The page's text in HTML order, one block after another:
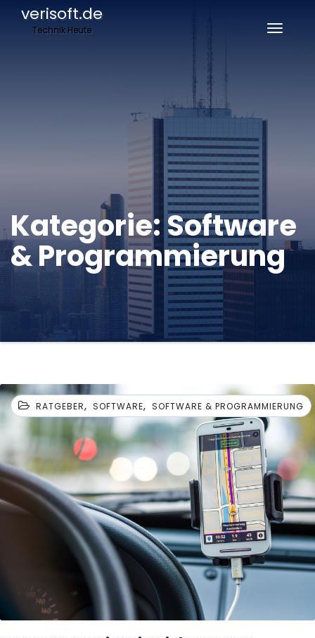
verisoft.de
Technik Heute
Kategorie:Software
& Programmierung
RATGEBER, SOFTWARE, SOFTWARE & PROGRAMMIERUNG